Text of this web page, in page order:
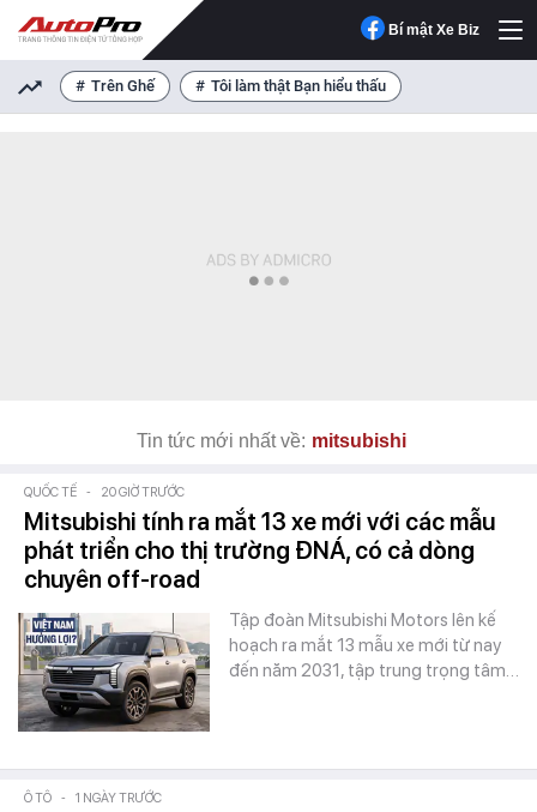
Bí mật Xe Biz
Trên Ghế Tôi làm thật Bạn hiểu thấu
Tin tức mới nhất về: mitsubishi
QUỐC TẾ - 20 GIỜ TRƯỚC
Mitsubishi tính ra mắt 13 xe mới với các mẫu
phát triển cho thị trường ĐNÁ, có cả dòng
chuyên off-road
Tập đoàn Mitsubishi Motors lên kế
hoạch ra mắt 13 mẫu xe mới từ nay
đến năm 2031, tập trung trọng tâm…
Ô TÔ - 1 NGÀY TRƯỚC